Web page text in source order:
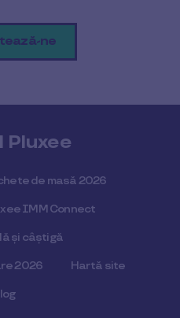
ne
Pluxee
de masă 2026
IMM Connect
și câștigă
2026 Hartă site